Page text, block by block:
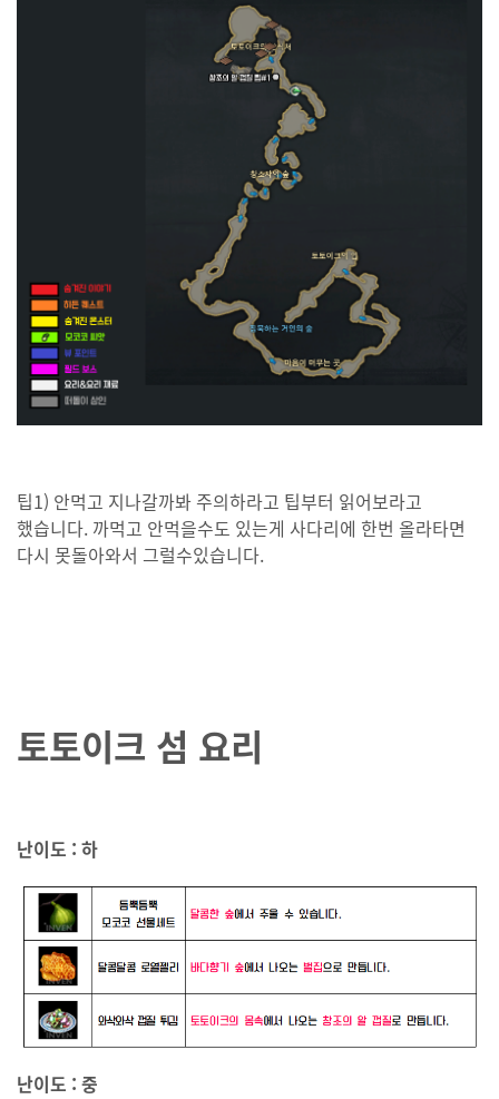
팁1) 안먹고 지나갈까봐 주의하라고 팁부터 읽어보라고
했습니다. 까먹고 안먹을수도 있는게 사다리에 한번 올라타면
다시 못돌아와서 그럴수있습니다.
토토이크 섬 요리
난이도 : 하
난이도 : 중